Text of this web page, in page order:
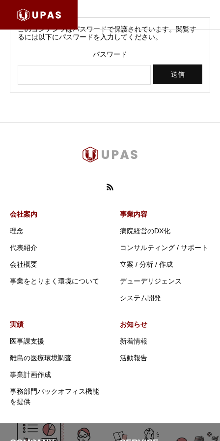
このコンテンツはパスワードで保護されています。閲覧す
るには以下にパスワードを入力してください。
パスワード
会社案内
理念
代表紹介
会社概要
事業をとりまく環境について
事業内容
病院経営のDX化
コンサルティング / サポート
立案 / 分析 / 作成
デューデリジェンス
システム開発
実績
医事課支援
離島の医療環境調査
事業計画作成
事務部門バックオフィス機能
を提供
お知らせ
新着情報
活動報告